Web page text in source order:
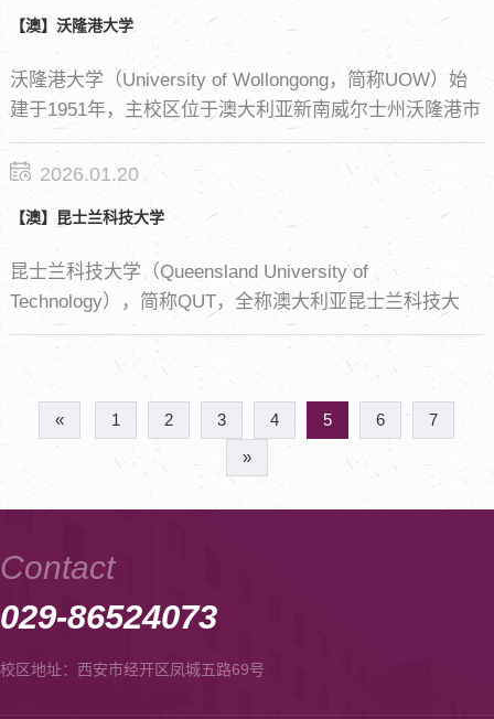
育，人文等。 以上十个院系均设有本科，硕士及博士生
课程。莫纳什大学2026年QS世界大学排名第36 位。
【澳】沃隆港大学
沃隆港大学（University of Wollongong，简称UOW）始
建于1951年，主校区位于澳大利亚新南威尔士州沃隆港市
（曾用名：卧龙岗市），是澳大利亚综合研究实力前十的
公立综合性研究型大学，并获AACSB商学院认证，全球合
2026.01.20
【澳】昆士兰科技大学
昆士兰科技大学（Queensland University of
Technology），简称QUT，全称澳大利亚昆士兰科技大
学，又名昆士兰理工大学、昆科大，是一所公立综合大
学，位于澳大利亚布里斯班。
« 1 2 3 4 5 6
7
»
Contact
029-86524073
校区地址：西安市经开区凤城五路69号